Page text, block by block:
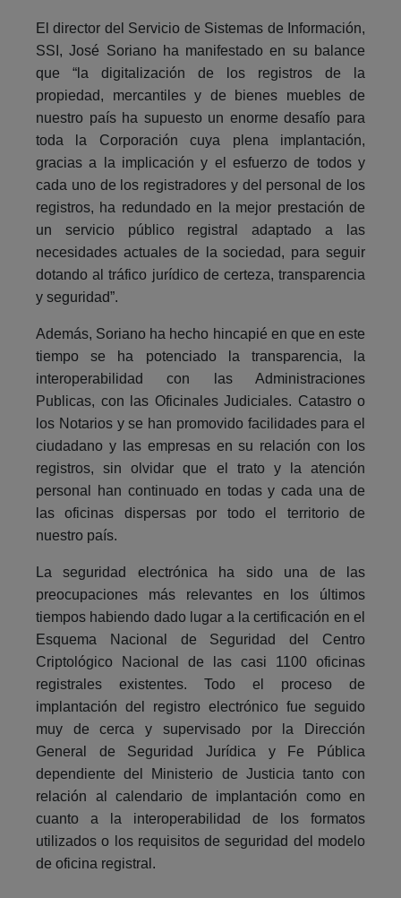
El director del Servicio de Sistemas de Información,
SSI, José Soriano ha manifestado en su balance
que “la digitalización de los registros de la
propiedad, mercantiles y de bienes muebles de
nuestro país ha supuesto un enorme desafío para
toda la Corporación cuya plena implantación,
gracias a la implicación y el esfuerzo de todos y
cada uno de los registradores y del personal de los
registros, ha redundado en la mejor prestación de
un servicio público registral adaptado a las
necesidades actuales de la sociedad, para seguir
dotando al tráfico jurídico de certeza, transparencia
y seguridad”.
Además, Soriano ha hecho hincapié en que en este
tiempo se ha potenciado la transparencia, la
interoperabilidad con las Administraciones
Publicas, con las Oficinales Judiciales. Catastro o
los Notarios y se han promovido facilidades para el
ciudadano y las empresas en su relación con los
registros, sin olvidar que el trato y la atención
personal han continuado en todas y cada una de
las oficinas dispersas por todo el territorio de
nuestro país.
La seguridad electrónica ha sido una de las
preocupaciones más relevantes en los últimos
tiempos habiendo dado lugar a la certificación en el
Esquema Nacional de Seguridad del Centro
Criptológico Nacional de las casi 1100 oficinas
registrales existentes. Todo el proceso de
implantación del registro electrónico fue seguido
muy de cerca y supervisado por la Dirección
General de Seguridad Jurídica y Fe Pública
dependiente del Ministerio de Justicia tanto con
relación al calendario de implantación como en
cuanto a la interoperabilidad de los formatos
utilizados o los requisitos de seguridad del modelo
de oficina registral.